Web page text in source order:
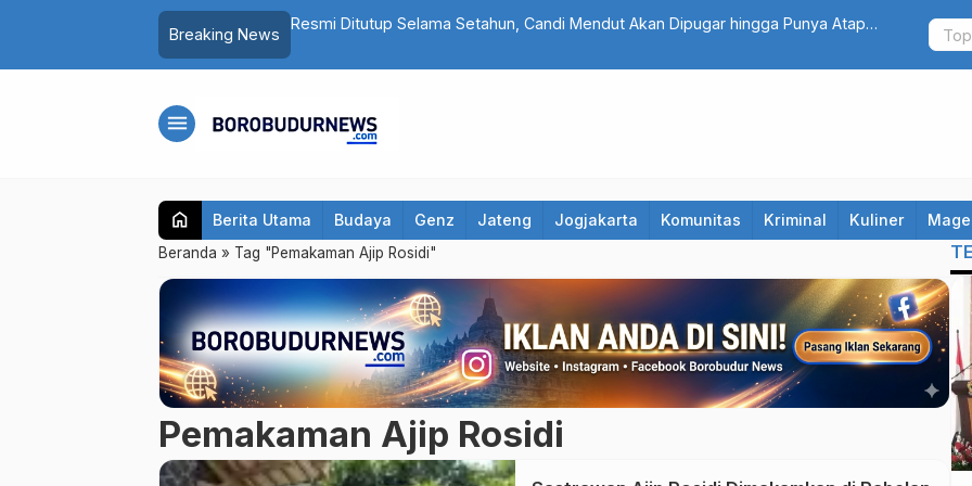
Breaking News
Resmi Ditutup Selama Setahun, Candi Mendut Akan Dipugar hingga Punya Atap
Fantastis!
Bidik
menu
home Berita Utama Budaya Genz Jateng Jogjakarta Komunitas Kriminal Kuliner
Beranda » Tag "Pemakaman Ajip Rosidi"
Pemakaman Ajip Rosidi